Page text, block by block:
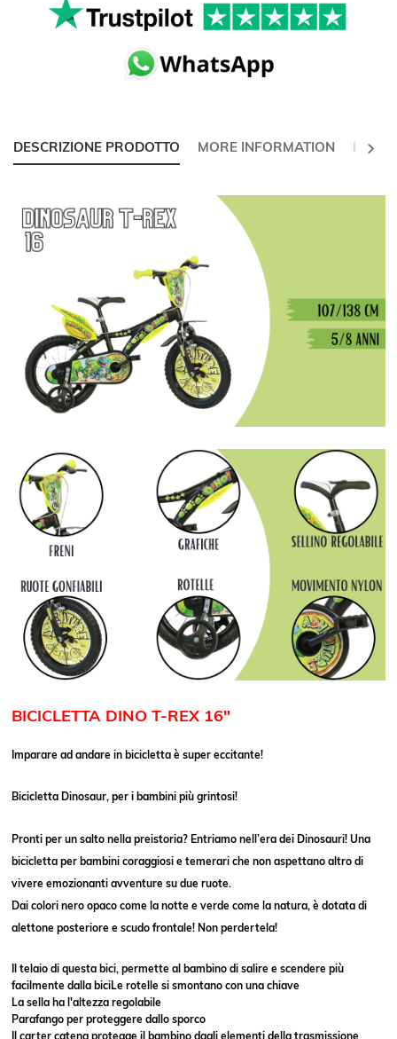
DESCRIZIONE PRODOTTO MORE INFORMATION
BICICLETTA DINO T-REX 16"
Imparare ad andare in bicicletta è super eccitante!
Bicicletta Dinosaur, per i bambini più grintosi!
Pronti per un salto nella preistoria? Entriamo nell’era dei Dinosauri! Una
bicicletta per bambini coraggiosi e temerari che non aspettano altro di
vivere emozionanti avventure su due ruote.
Dai colori nero opaco come la notte e verde come la natura, è dotata di
alettone posteriore e scudo frontale! Non perdertela!
Il telaio di questa bici, permette al bambino di salire e scendere più
facilmente dalla biciLe rotelle si smontano con una chiave
La sella ha l'altezza regolabile
Parafango per proteggere dallo sporco
Il carter catena protegge il bambino dagli elementi della trasmissione